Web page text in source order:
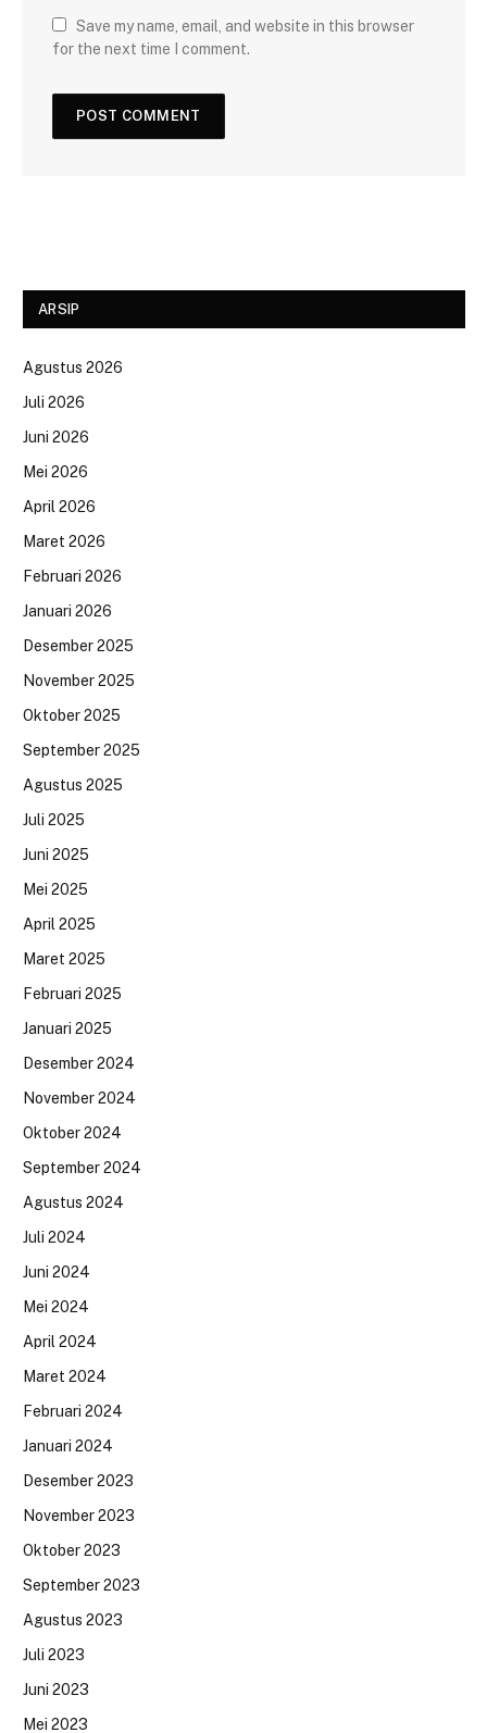
Save my name, email, and website in this browser
for the next time I comment.
ARSIP
Agustus 2026
Juli 2026
Juni 2026
Mei 2026
April 2026
Maret 2026
Februari 2026
Januari 2026
Desember 2025
November 2025
Oktober 2025
September 2025
Agustus 2025
Juli 2025
Juni 2025
Mei 2025
April 2025
Maret 2025
Februari 2025
Januari 2025
Desember 2024
November 2024
Oktober 2024
September 2024
Agustus 2024
Juli 2024
Juni 2024
Mei 2024
April 2024
Maret 2024
Februari 2024
Januari 2024
Desember 2023
November 2023
Oktober 2023
September 2023
Agustus 2023
Juli 2023
Juni 2023
Mei 2023